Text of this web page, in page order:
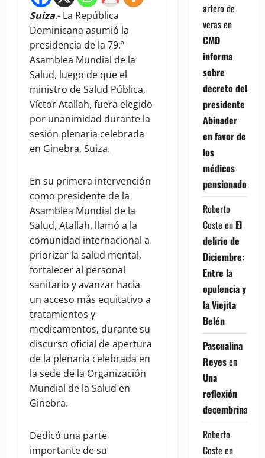
Suiza.- La República
Dominicana asumió la
presidencia de la 79.ª
Asamblea Mundial de la
Salud, luego de que el
ministro de Salud Pública,
Víctor Atallah, fuera elegido
por unanimidad durante la
sesión plenaria celebrada
en Ginebra, Suiza.
En su primera intervención
como presidente de la
Asamblea Mundial de la
Salud, Atallah, llamó a la
comunidad internacional a
priorizar la salud mental,
fortalecer al personal
sanitario y avanzar hacia
un acceso más equitativo a
tratamientos y
medicamentos, durante su
discurso oficial de apertura
de la plenaria celebrada en
la sede de la Organización
Mundial de la Salud en
Ginebra.
Dedicó una parte
importante de su
artero de
verasen
CMD
informa
sobre
decreto del
presidente
Abinader
en favor de
los
médicos
pensionados
Roberto
Coste en El
delirio de
Diciembre:
Entre la
opulencia y
la Viejita
Belén
Pascualina
Reyesen
Una
reflexión
decembrina
Roberto
Coste en